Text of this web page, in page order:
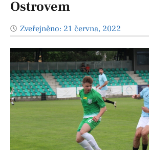
Ostrovem
Zveřejněno: 21 června, 2022